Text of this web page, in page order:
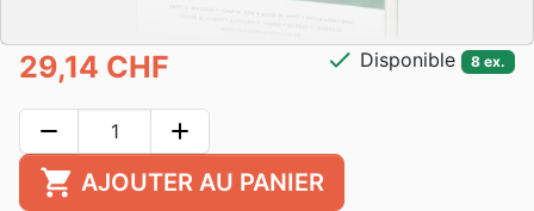
29,14 CHF check Disponible 8 ex.
remove add
shopping_cart AJOUTER AU PANIER